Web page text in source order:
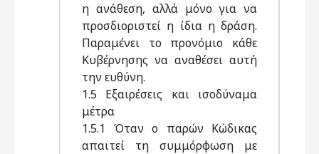
η ανάθεση, αλλά μόνο για να
προσδιοριστεί η ίδια η δράση.
Παραμένει το προνόμιο κάθε
Κυβέρνησης να αναθέσει αυτή
την ευθύνη.
1.5 Εξαιρέσεις και ισοδύναμα
μέτρα
1.5.1 Όταν ο παρών Κώδικας
απαιτεί τη συμμόρφωση με